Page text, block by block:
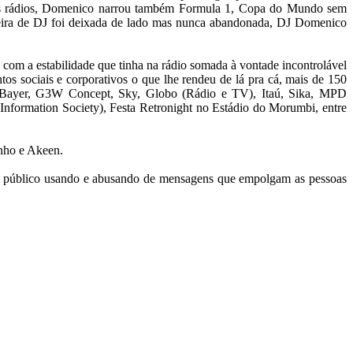
rádios, Domenico narrou também Formula 1, Copa do Mundo sem
de DJ foi deixada de lado mas nunca abandonada, DJ Domenico
a estabilidade que tinha na rádio somada à vontade incontrolável
sociais e corporativos o que lhe rendeu de lá pra cá, mais de 150
Bayer, G3W Concept, Sky, Globo (Rádio e TV), Itaú, Sika, MPD
Society), Festa Retronight no Estádio do Morumbi, entre
e Akeen.
usando e abusando de mensagens que empolgam as pessoas